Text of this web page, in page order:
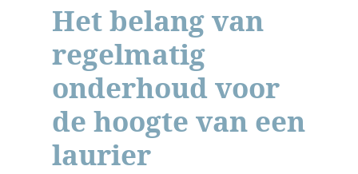
Het belang van
regelmatig
onderhoud voor
de hoogte van een
laurier